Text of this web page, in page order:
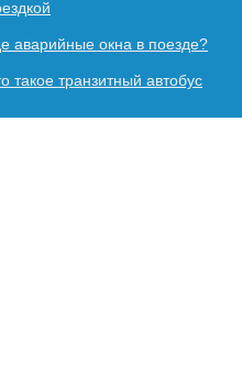
аварийные окна в поезде?
такое транзитный автобус